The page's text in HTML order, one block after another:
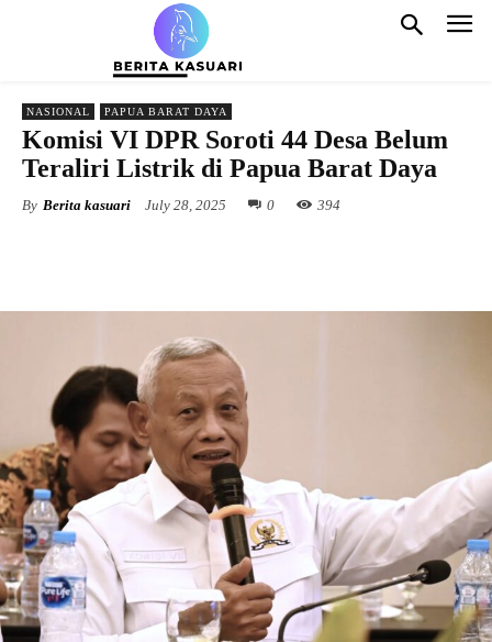
NASIONAL PAPUA BARAT DAYA
Komisi VI DPR Soroti 44 Desa Belum
Teraliri Listrik di Papua Barat Daya
By Berita kasuari July 28, 2025 0 394